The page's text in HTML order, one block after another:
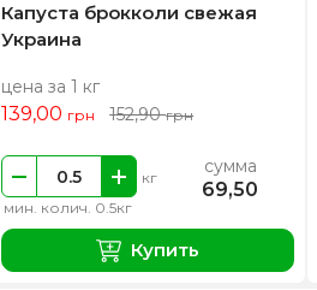
Капуста брокколи свежая
Украина
цена за 1 кг
139,00 грн 152,90грн
мин. колич. 0.5кг
кг сумма
69,50
Купить